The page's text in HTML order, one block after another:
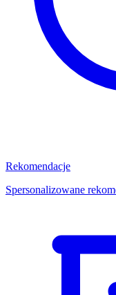
Rekomendacje
Spersonalizowane